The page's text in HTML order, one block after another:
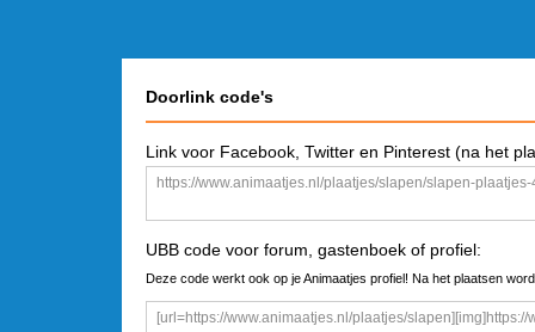
Doorlink code's
Link voor Facebook, Twitter en Pinterest (na het
UBB code voor forum, gastenboek of profiel:
Deze code werkt ook op je Animaatjes profiel! Na het plaatsen